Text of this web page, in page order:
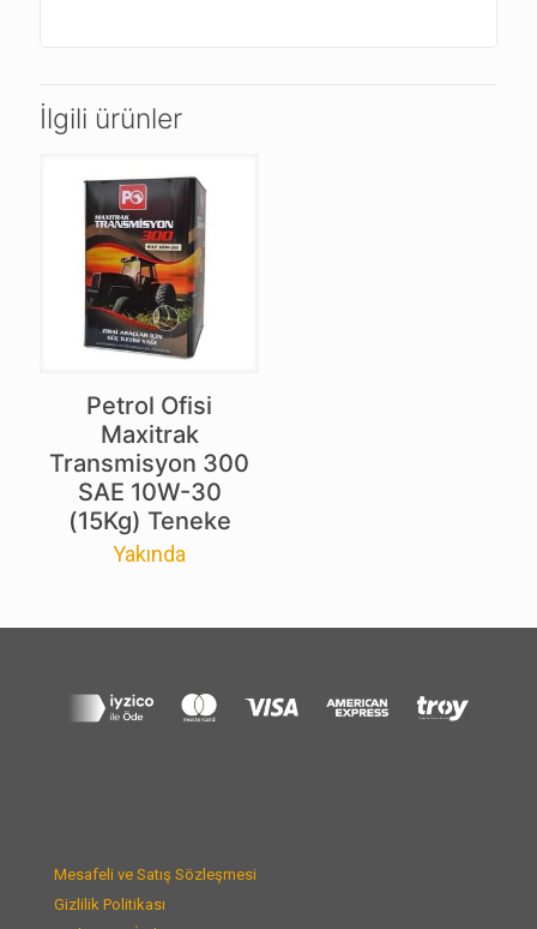
İlgili ürünler
Petrol Ofisi
Maxitrak
Transmisyon 300
SAE 10W-30
(15Kg) Teneke
Yakında
Mesafeli ve Satış Sözleşmesi
Gizlilik Politikası